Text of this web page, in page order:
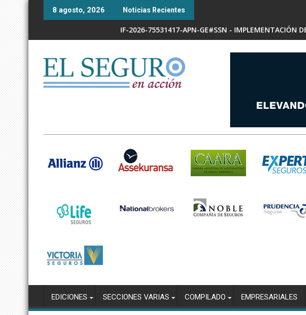
Skip
8 agosto, 2026 Noticias Recientes
IF-2026-75531417-APN-GE#SSN - IMPLEMENTACIÓN
RESOL-2026-338-APN-SSN#MEC - ARIADNA MARIEL
EDICIONES SECCIONES VARIAS COMPILADO EMPRESARIALES